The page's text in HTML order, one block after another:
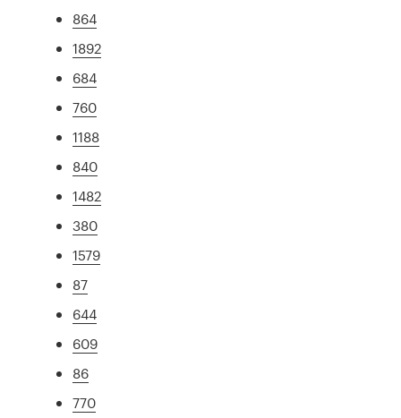
864
1892
684
760
1188
840
1482
380
1579
87
644
609
86
770